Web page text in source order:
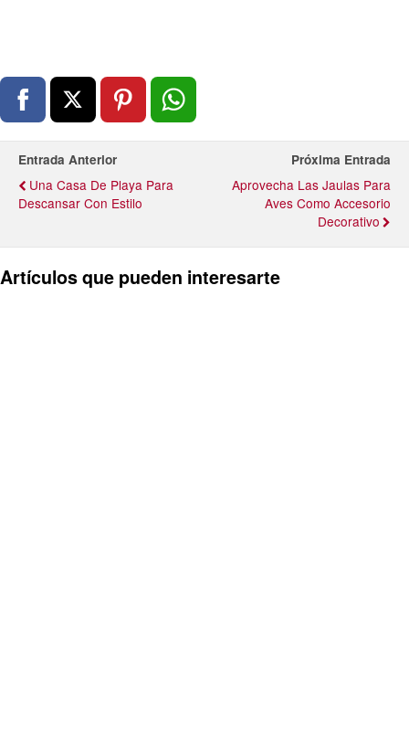
Entrada Anterior
Una Casa De Playa Para
Descansar Con Estilo
Próxima Entrada
Aprovecha Las Jaulas Para
Aves Como Accesorio
Decorativo
Artículos que pueden interesarte